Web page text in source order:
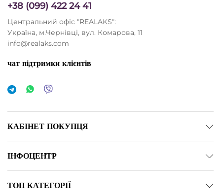
+38 (099) 422 24 41
Центральний офіс "REALAKS":
Україна, м.Чернівці, вул. Комарова, 11
info@realaks.com
чат підтримки клієнтів
КАБІНЕТ ПОКУПЦЯ
ІНФОЦЕНТР
ТОП КАТЕГОРІЇ